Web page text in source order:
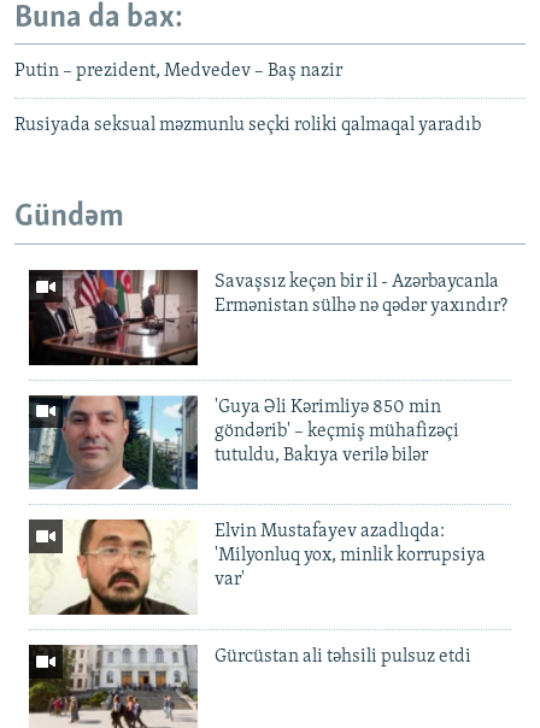
Buna da bax:
Putin – prezident, Medvedev – Baş nazir
Rusiyada seksual məzmunlu seçki roliki qalmaqal yaradıb
Gündəm
Savaşsız keçən bir il - Azərbaycanla
Ermənistan sülhə nə qədər yaxındır?
'Guya Əli Kərimliyə 850 min
göndərib' – keçmiş mühafizəçi
tutuldu, Bakıya verilə bilər
Elvin Mustafayev azadlıqda:
'Milyonluq yox, minlik korrupsiya
var'
Gürcüstan ali təhsili pulsuz etdi